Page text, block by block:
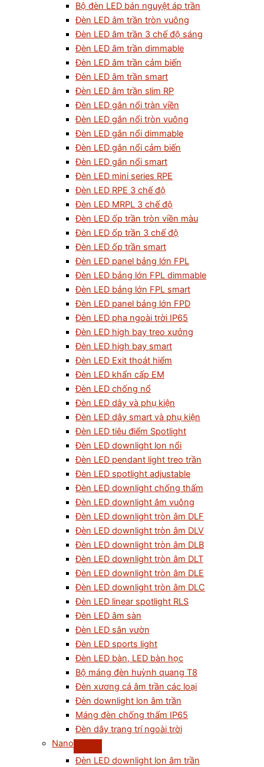
Bộ đèn LED bán nguyệt áp trần
Đèn LED âm trần tròn vuông
Đèn LED âm trần 3 chế độ sáng
Đèn LED âm trần dimmable
Đèn LED âm trần cảm biến
Đèn LED âm trần smart
Đèn LED âm trần slim RP
Đèn LED gắn nổi tràn viền
Đèn LED gắn nổi tròn vuông
Đèn LED gắn nổi dimmable
Đèn LED gắn nổi cảm biến
Đèn LED gắn nổi smart
Đèn LED mini series RPE
Đèn LED RPE 3 chế độ
Đèn LED MRPL 3 chế độ
Đèn LED ốp trần tròn viền màu
Đèn LED ốp trần 3 chế độ
Đèn LED ốp trần smart
Đèn LED panel bảng lớn FPL
Đèn LED bảng lớn FPL dimmable
Đèn LED bảng lớn FPL smart
Đèn LED panel bảng lớn FPD
Đèn LED pha ngoài trời IP65
Đèn LED high bay treo xưởng
Đèn LED high bay smart
Đèn LED Exit thoát hiểm
Đèn LED khẩn cấp EM
Đèn LED chống nổ
Đèn LED dây và phụ kiện
Đèn LED dây smart và phụ kiện
Đèn LED tiêu điểm Spotlight
Đèn LED downlight lon nổi
Đèn LED pendant light treo trần
Đèn LED spotlight adjustable
Đèn LED downlight chống thấm
Đèn LED downlight âm vuông
Đèn LED downlight tròn âm DLF
Đèn LED downlight tròn âm DLV
Đèn LED downlight tròn âm DLB
Đèn LED downlight tròn âm DLT
Đèn LED downlight tròn âm DLE
Đèn LED downlight tròn âm DLC
Đèn LED linear spotlight RLS
Đèn LED âm sàn
Đèn LED sân vườn
Đèn LED sports light
Đèn LED bàn, LED bàn học
Bộ máng đèn huỳnh quang T8
Đèn xương cá âm trần các loại
Đèn downlight lon âm trần
Máng đèn chống thấm IP65
Đèn dây trang trí ngoài trời
Nano
Đèn LED downlight lon âm trần